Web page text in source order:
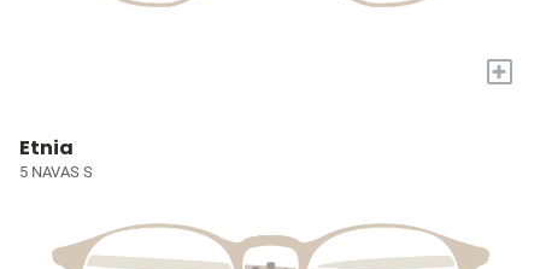
+
Etnia
5 NAVAS S